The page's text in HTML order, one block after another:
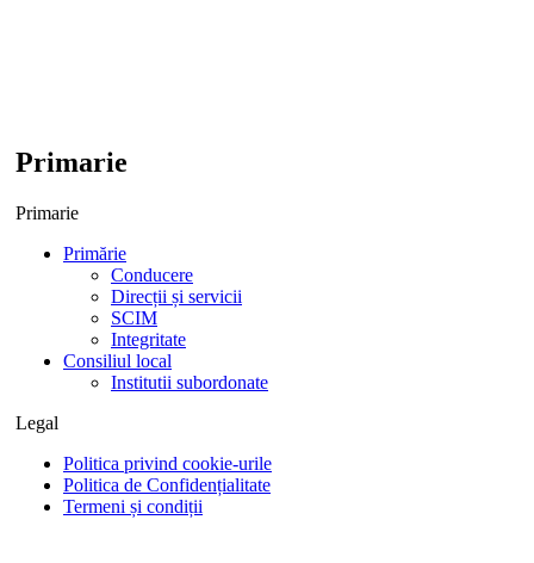
Primarie
Primarie
Primărie
Conducere
Direcții și servicii
SCIM
Integritate
Consiliul local
Institutii subordonate
Legal
Politica privind cookie-urile
Politica de Confidențialitate
Termeni și condiții